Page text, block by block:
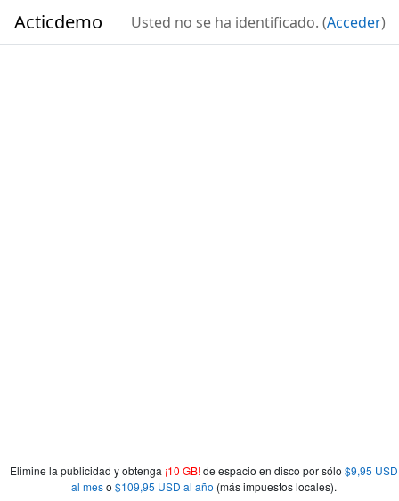
Elimine la publicidad y obtenga ¡10 GB!de espacio en disco por sólo $9,95 USD
al meso $109,95 USD al año (más impuestos locales).
Acticdemo Usted no se ha identificado. (Acceder)